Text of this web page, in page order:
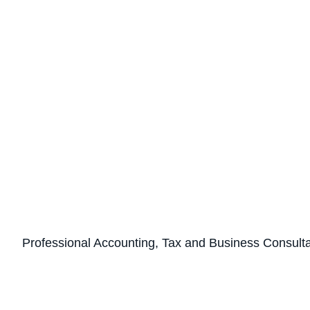
Professional Accounting, Tax and Business